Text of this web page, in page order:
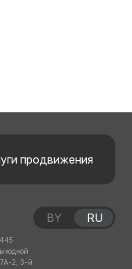
продвижения
2, 3-й
BY RU